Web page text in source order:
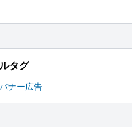
タグ
バナー広告